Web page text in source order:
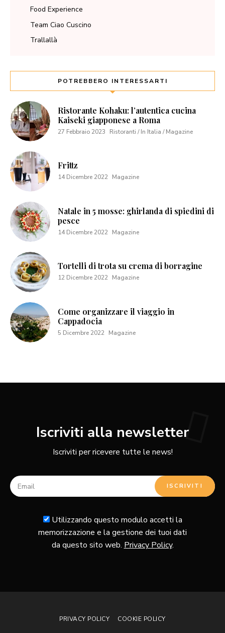
Food Experience
Team Ciao Cuscino
Trallallà
POTREBBERO INTERESSARTI
Ristorante Kohaku: l’autentica cucina
Kaiseki giapponese a Roma
27 Febbraio 2023 Ristoranti / In Italia / Magazine
Frittz
14 Dicembre 2022 Magazine
Natale in 5 mosse: ghirlanda di spiedini di
pesce
14 Dicembre 2022 Magazine
Tortelli di trota su crema di borragine
12 Dicembre 2022 Magazine
Come organizzare il viaggio in
Cappadocia
5 Dicembre 2022 Magazine
Iscriviti alla newsletter
Iscriviti per ricevere tutte le news!
Utilizzando questo modulo accetti la
memorizzazione e la gestione dei tuoi dati
da questo sito web.Privacy Policy.
PRIVACY POLICY COOKIE POLICY